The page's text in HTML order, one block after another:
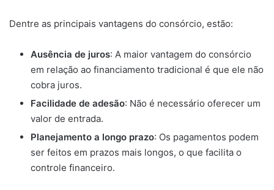
Dentre as principais vantagens do consórcio, estão:
Ausência de juros: A maior vantagem do consórcio
em relação ao financiamento tradicional é que ele não
cobra juros.
Facilidade de adesão: Não é necessário oferecer um
valor de entrada.
Planejamento a longo prazo: Os pagamentos podem
ser feitos em prazos mais longos, o que facilita o
controle financeiro.